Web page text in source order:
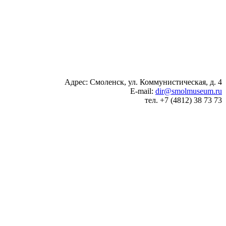
Адрес: Смоленск, ул. Коммунистическая, д. 4
E-mail: dir@smolmuseum.ru
тел. +7 (4812) 38 73 73